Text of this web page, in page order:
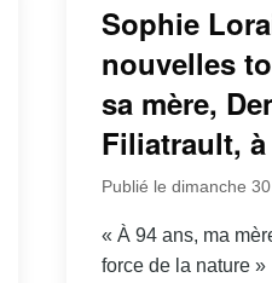
Sophie
nouvelles
sa mère,
Filiatrault, à
Publié le dimanche
« À 94 ans, ma
force de la nature »